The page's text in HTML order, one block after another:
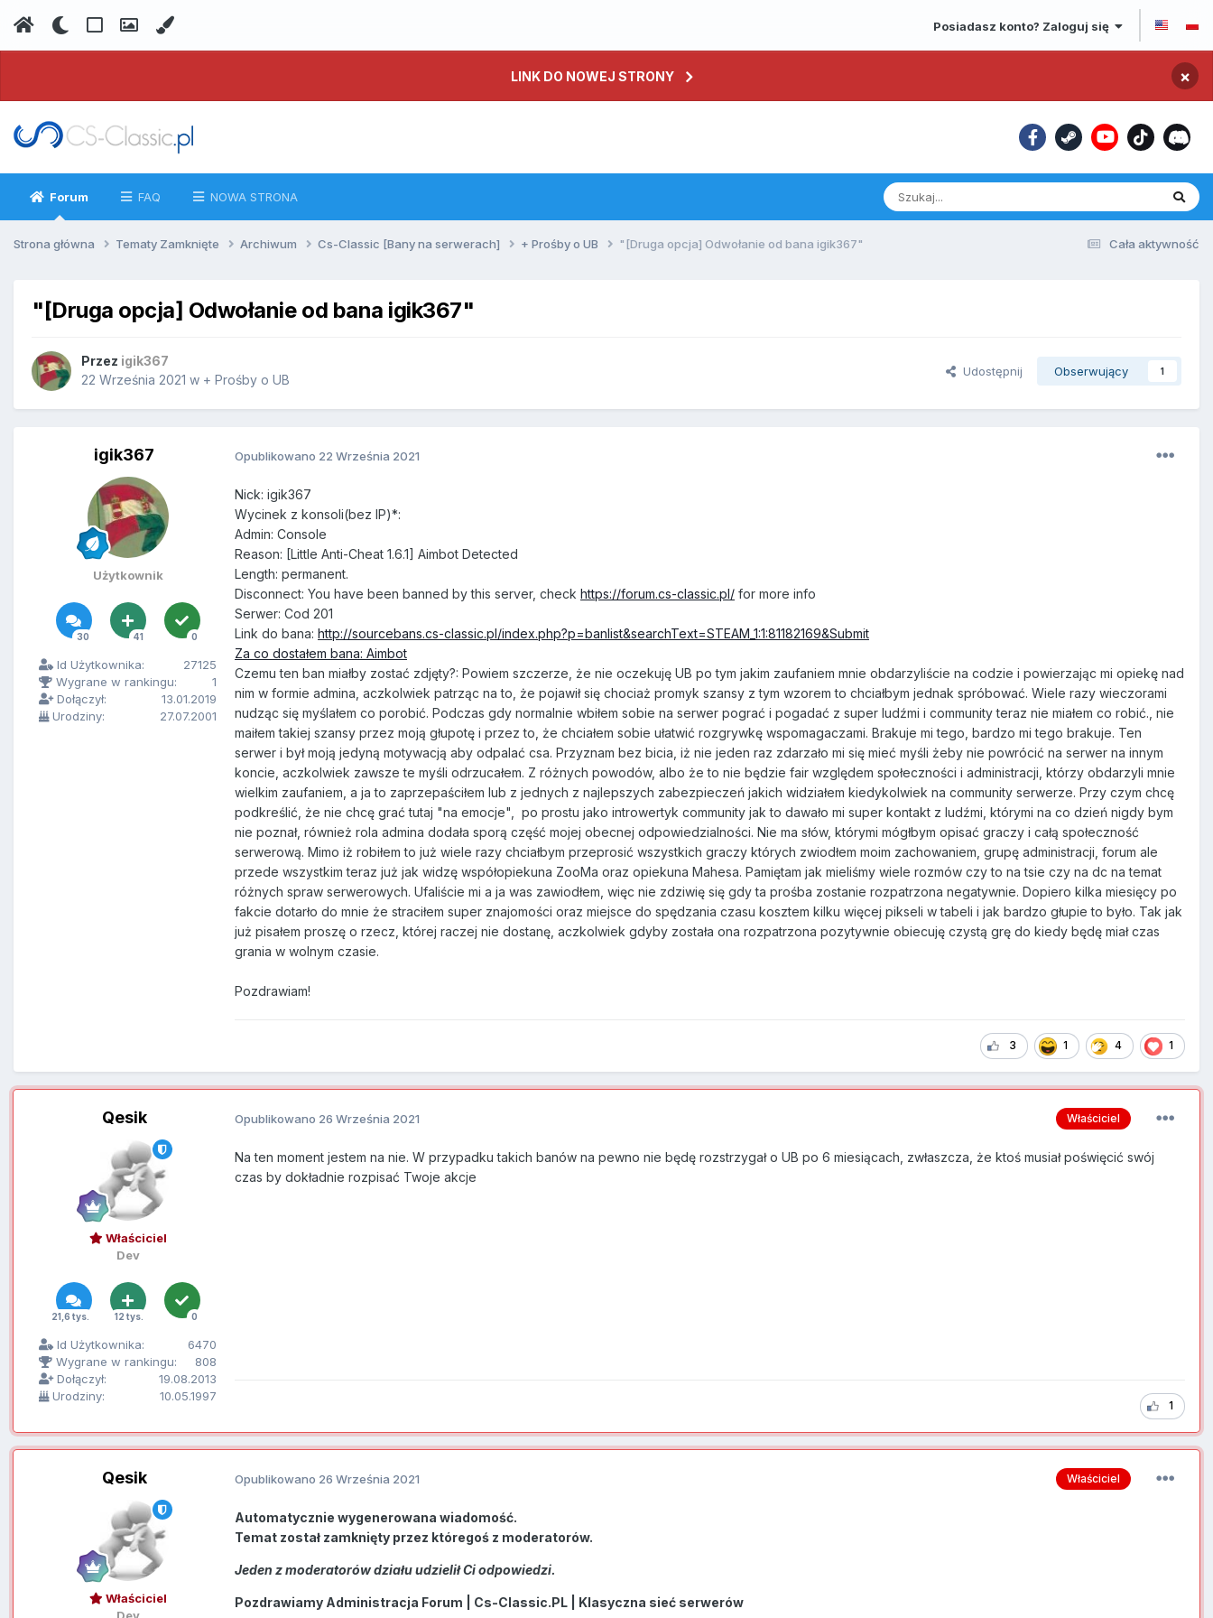
Posiadasz konto? Zaloguj się
LINK DO NOWEJ STRONY ×
Forum FAQ NOWA STRONA
Cała aktywność
Strona główna Tematy Zamknięte Archiwum Cs-Classic [Bany na serwerach] + Prośby o UB "[Druga opcja] Odwołanie od bana igik367"
"[Druga opcja] Odwołanie od bana igik367"
Przez igik367
22 Września 2021 w + Prośby o UB
Udostępnij Obserwujący 1
igik367
Użytkownik
30 41 0
Id Użytkownika:
27125
Wygrane w rankingu:
1
Dołączył:
13.01.2019
Urodziny:
27.07.2001
Opublikowano 22 Września 2021
Nick: igik367
Wycinek z konsoli(bez IP)*:
Admin: Console
Reason: [Little Anti-Cheat 1.6.1] Aimbot Detected
Length: permanent.
Disconnect: You have been banned by this server, check https://forum.cs-classic.pl/ for more info
Serwer: Cod 201
Link do bana: http://sourcebans.cs-classic.pl/index.php?p=banlist&searchText=STEAM_1:1:81182169&Submit
Za co dostałem bana: Aimbot
Czemu ten ban miałby zostać zdjęty?: Powiem szczerze, że nie oczekuję UB po tym jakim zaufaniem mnie obdarzyliście na codzie i powierzając mi opiekę nad
nim w formie admina, aczkolwiek patrząc na to, że pojawił się chociaż promyk szansy z tym wzorem to chciałbym jednak spróbować. Wiele razy wieczorami
nudząc się myślałem co porobić. Podczas gdy normalnie wbiłem sobie na serwer pograć i pogadać z super ludźmi i community teraz nie miałem co robić., nie
maiłem takiej szansy przez moją głupotę i przez to, że chciałem sobie ułatwić rozgrywkę wspomagaczami. Brakuje mi tego, bardzo mi tego brakuje. Ten
serwer i był moją jedyną motywacją aby odpalać csa. Przyznam bez bicia, iż nie jeden raz zdarzało mi się mieć myśli żeby nie powrócić na serwer na innym
koncie, aczkolwiek zawsze te myśli odrzucałem. Z różnych powodów, albo że to nie będzie fair względem społeczności i administracji, którzy obdarzyli mnie
wielkim zaufaniem, a ja to zaprzepaściłem lub z jednych z najlepszych zabezpieczeń jakich widziałem kiedykolwiek na community serwerze. Przy czym chcę
podkreślić, że nie chcę grać tutaj "na emocje", po prostu jako introwertyk community jak to dawało mi super kontakt z ludźmi, którymi na co dzień nigdy bym
nie poznał, również rola admina dodała sporą część mojej obecnej odpowiedzialności. Nie ma słów, którymi mógłbym opisać graczy i całą społeczność
serwerową. Mimo iż robiłem to już wiele razy chciałbym przeprosić wszystkich graczy których zwiodłem moim zachowaniem, grupę administracji, forum ale
przede wszystkim teraz już jak widzę współopiekuna ZooMa oraz opiekuna Mahesa. Pamiętam jak mieliśmy wiele rozmów czy to na tsie czy na dc na temat
różnych spraw serwerowych. Ufaliście mi a ja was zawiodłem, więc nie zdziwię się gdy ta prośba zostanie rozpatrzona negatywnie. Dopiero kilka miesięcy po
fakcie dotarło do mnie że straciłem super znajomości oraz miejsce do spędzania czasu kosztem kilku więcej pikseli w tabeli i jak bardzo głupie to było. Tak jak
już pisałem proszę o rzecz, której raczej nie dostanę, aczkolwiek gdyby została ona rozpatrzona pozytywnie obiecuję czystą grę do kiedy będę miał czas
grania w wolnym czasie.
Pozdrawiam!
3 1 4 1
Qesik
Właściciel
Dev
21,6 tys. 12 tys. 0
Id Użytkownika:
6470
Wygrane w rankingu:
808
Dołączył:
19.08.2013
Urodziny:
10.05.1997
Właściciel
Opublikowano 26 Września 2021
Na ten moment jestem na nie. W przypadku takich banów na pewno nie będę rozstrzygał o UB po 6 miesiącach, zwłaszcza, że ktoś musiał poświęcić swój
czas by dokładnie rozpisać Twoje akcje
1
Qesik
Właściciel
Właściciel
Opublikowano 26 Września 2021
Automatycznie wygenerowana wiadomość.
Temat został zamknięty przez któregoś z moderatorów.
Jeden z moderatorów działu udzielił Ci odpowiedzi.
Pozdrawiamy Administracja Forum | Cs-Classic.PL | Klasyczna sieć serwerów